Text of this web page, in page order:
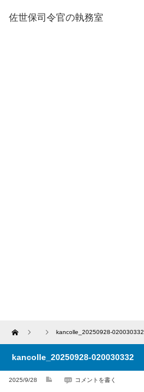
佐世保司令官の執務室
Home kancolle_20250928-020030332
kancolle_20250928-020030332
2025/9/28 コメントを書く